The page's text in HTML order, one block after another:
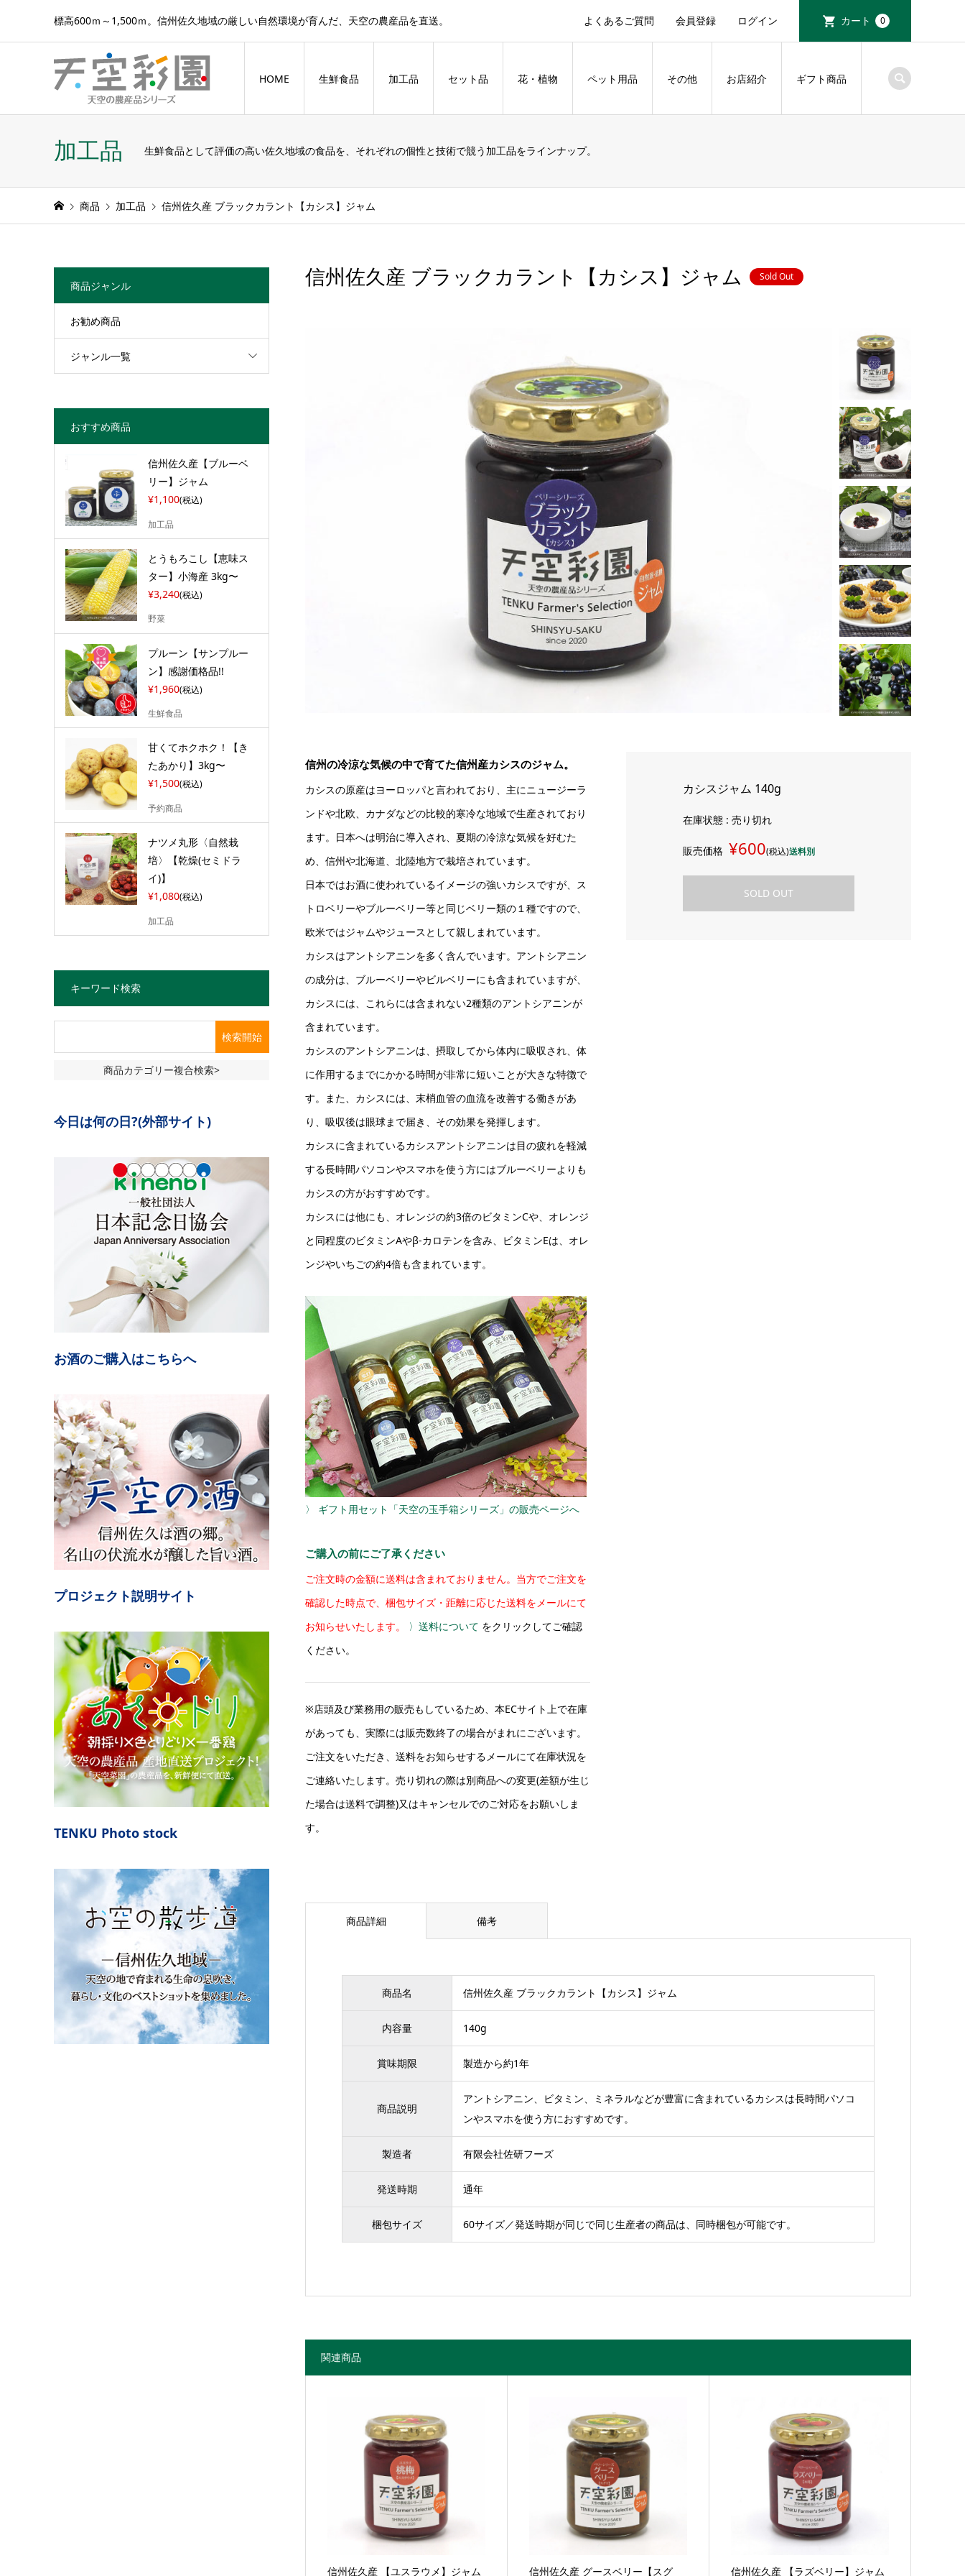
標高600ｍ～1,500ｍ。信州佐久地域の厳しい自然環境が育んだ、天空の農産品を直送。 よくあるご質問 会員登録 ログイン カート 0
HOME 生鮮食品 加工品 セット品 花・植物 ペット用品 その他 お店紹介 ギフト商品
加工品 生鮮食品として評価の高い佐久地域の食品を、それぞれの個性と技術で競う加工品をラインナップ。
商品 加工品 信州佐久産 ブラックカラント【カシス】ジャム
信州佐久産 ブラックカラント【カシス】ジャム Sold Out
信州の冷涼な気候の中で育てた信州産カシスのジャム。
カシスの原産はヨーロッパと言われており、主にニュージーラ
ンドや北欧、カナダなどの比較的寒冷な地域で生産されており
ます。日本へは明治に導入され、夏期の冷涼な気候を好むた
め、信州や北海道、北陸地方で栽培されています。
日本ではお酒に使われているイメージの強いカシスですが、ス
トロベリーやブルーベリー等と同じベリー類の１種ですので、
欧米ではジャムやジュースとして親しまれています。
カシスはアントシアニンを多く含んでいます。アントシアニン
の成分は、ブルーベリーやビルベリーにも含まれていますが、
カシスには、これらには含まれない2種類のアントシアニンが
含まれています。
カシスのアントシアニンは、摂取してから体内に吸収され、体
に作用するまでにかかる時間が非常に短いことが大きな特徴で
す。また、カシスには、末梢血管の血流を改善する働きがあ
り、吸収後は眼球まで届き、その効果を発揮します。
カシスに含まれているカシスアントシアニンは目の疲れを軽減
する長時間パソコンやスマホを使う方にはブルーベリーよりも
カシスの方がおすすめです。
カシスには他にも、オレンジの約3倍のビタミンCや、オレンジ
と同程度のビタミンAやβ-カロテンを含み、ビタミンEは、オレ
ンジやいちごの約4倍も含まれています。
〉 ギフト用セット「天空の玉手箱シリーズ」の販売ページへ
ご購入の前にご了承ください
ご注文時の金額に送料は含まれておりません。当方でご注文を
確認した時点で、梱包サイズ・距離に応じた送料をメールにて
お知らせいたします。
〉送料について をクリックしてご確認
ください。
※店頭及び業務用の販売もしているため、本ECサイト上で在庫
があっても、実際には販売数終了の場合がまれにございます。
ご注文をいただき、送料をお知らせするメールにて在庫状況を
ご連絡いたします。売り切れの際は別商品への変更(差額が生じ
た場合は送料で調整)又はキャンセルでのご対応をお願いしま
す。
カシスジャム 140g
在庫状態 : 売り切れ
販売価格 ¥600(税込)送料別
SOLD OUT
商品詳細 備考
商品名 信州佐久産 ブラックカラント【カシス】ジャム
内容量 140g
賞味期限 製造から約1年
商品説明
アントシアニン、ビタミン、ミネラルなどが豊富に含まれているカシスは長時間パソコ
ンやスマホを使う方におすすめです。
製造者 有限会社佐研フーズ
発送時期 通年
梱包サイズ 60サイズ／発送時期が同じで同じ生産者の商品は、同時梱包が可能です。
関連商品
信州佐久産 【ユスラウメ】ジャム 信州佐久産 グースベリー【スグ 信州佐久産 【ラズベリー】ジャム
商品ジャンル
お勧め商品
ジャンル一覧
おすすめ商品
信州佐久産【ブルーベ
リー】ジャム
¥1,100(税込)
加工品
とうもろこし【恵味ス
ター】小海産 3kg〜
¥3,240(税込)
野菜
プルーン【サンプルー
ン】感謝価格品!!
¥1,960(税込)
生鮮食品
甘くてホクホク！【き
たあかり】3kg〜
¥1,500(税込)
予約商品
ナツメ丸形〈自然栽
培〉【乾燥(セミドラ
イ)】
¥1,080(税込)
加工品
キーワード検索
商品カテゴリー複合検索>
今日は何の日?(外部サイト)
お酒のご購入はこちらへ
プロジェクト説明サイト
TENKU Photo stock